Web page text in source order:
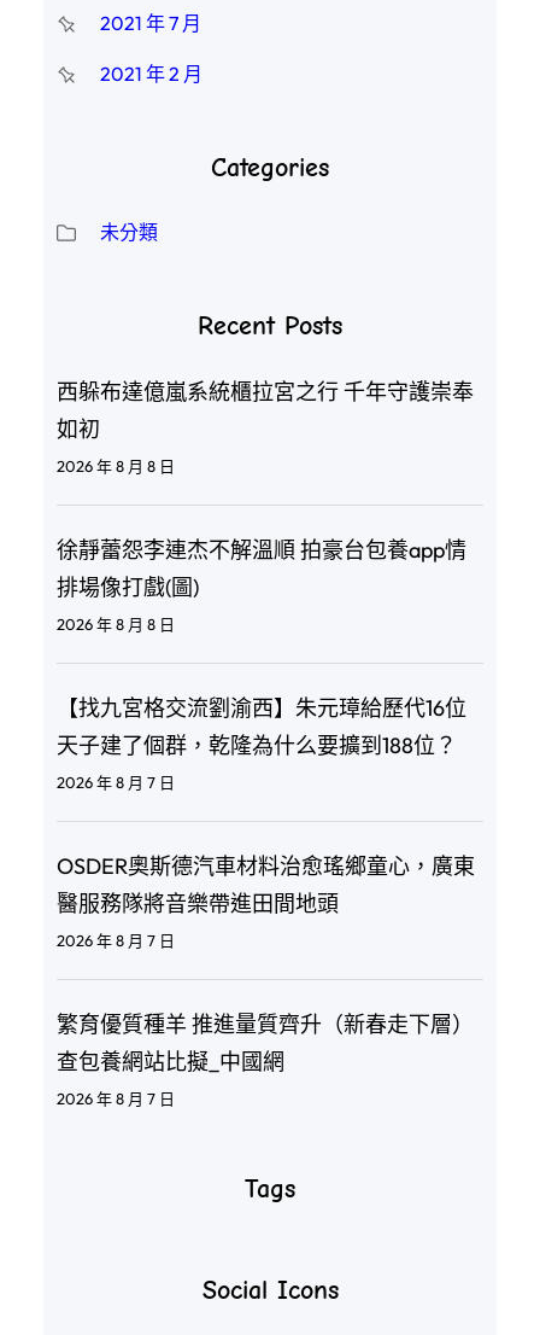
2021 年 7 月
2021 年 2 月
Categories
未分類
Recent Posts
西躲布達億嵐系統櫃拉宮之行 千年守護崇奉
如初
2026 年 8 月 8 日
徐靜蕾怨李連杰不解溫順 拍豪台包養app情
排場像打戲(圖)
2026 年 8 月 8 日
【找九宮格交流劉渝西】朱元璋給歷代16位
天子建了個群，乾隆為什么要擴到188位？
2026 年 8 月 7 日
OSDER奧斯德汽車材料治愈瑤鄉童心，廣東
醫服務隊將音樂帶進田間地頭
2026 年 8 月 7 日
繁育優質種羊 推進量質齊升（新春走下層）
查包養網站比擬_中國網
2026 年 8 月 7 日
Tags
Social Icons